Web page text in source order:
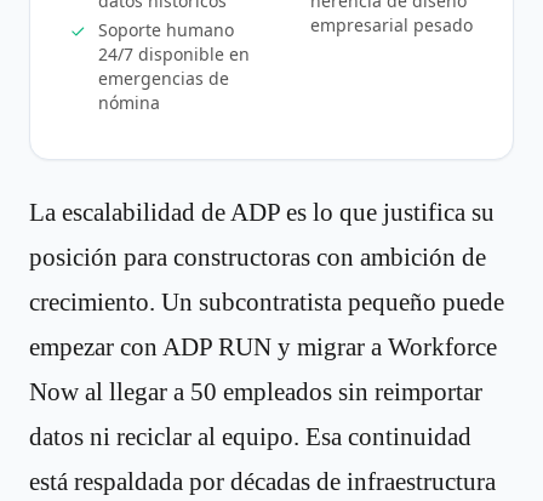
Soporte humano
24/7 disponible en
emergencias de
nómina
empresarial pesado
La escalabilidad de ADP es lo que justifica su
posición para constructoras con ambición de
crecimiento. Un subcontratista pequeño puede
empezar con ADP RUN y migrar a Workforce
Now al llegar a 50 empleados sin reimportar
datos ni reciclar al equipo. Esa continuidad
está respaldada por décadas de infraestructura